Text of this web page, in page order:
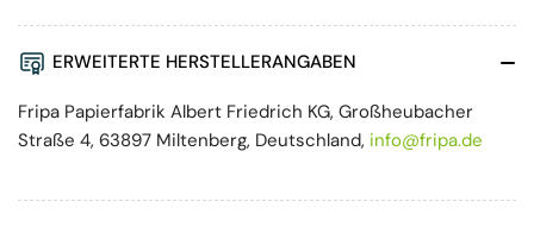
ERWEITERTE HERSTELLERANGABEN
Fripa Papierfabrik Albert Friedrich KG, Großheubacher
Straße 4, 63897 Miltenberg, Deutschland, info@fripa.de